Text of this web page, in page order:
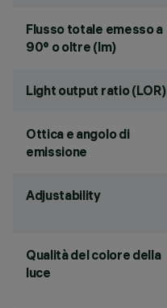
Flusso totale emesso a
90° o oltre (lm)
Light output ratio (LOR)
Ottica e angolo di
emissione
Adjustability
Qualità del colore della
luce